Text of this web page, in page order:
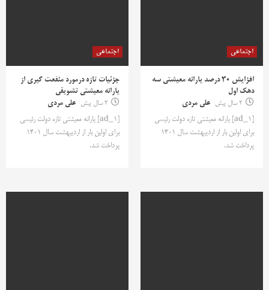
اجتماعی
افزایش 30 درصد یارانه معیشتی سه
دهک اول
2 سال پیش
علی مردی
[ad_1] یارانه معیشتی تازه دولت رئیسی
برای اولین بار از اردیبهشت سال 1401
پرداخت شد.
اجتماعی
جزئیات تازه درمورد منفعت گیری از
یارانه معیشتی تشویقی
2 سال پیش
علی مردی
[ad_1] یارانه معیشتی تازه دولت رئیسی
برای اولین بار از اردیبهشت سال 1401
پرداخت شد.